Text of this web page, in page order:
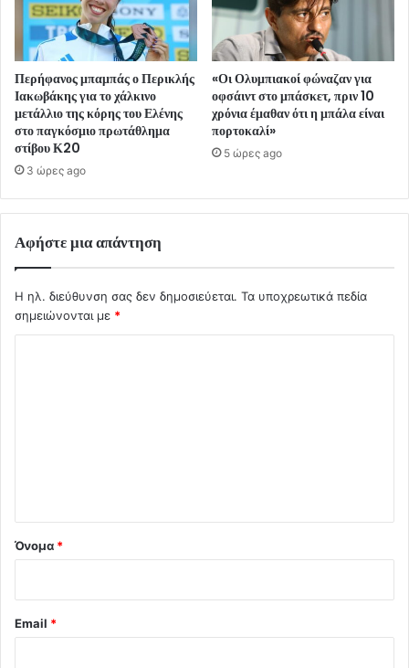
Περήφανος μπαμπάς ο Περικλής
Ιακωβάκης για το χάλκινο
μετάλλιο της κόρης του Ελένης
στο παγκόσμιο πρωτάθλημα
στίβου Κ20
3 ώρες ago
«Οι Ολυμπιακοί φώναζαν για
οφσάιντ στο μπάσκετ, πριν 10
χρόνια έμαθαν ότι η μπάλα είναι
πορτοκαλί»
5 ώρες ago
Αφήστε μια απάντηση
Η ηλ. διεύθυνση σας δεν δημοσιεύεται. Τα υποχρεωτικά πεδία
σημειώνονται με *
Όνομα *
Email *